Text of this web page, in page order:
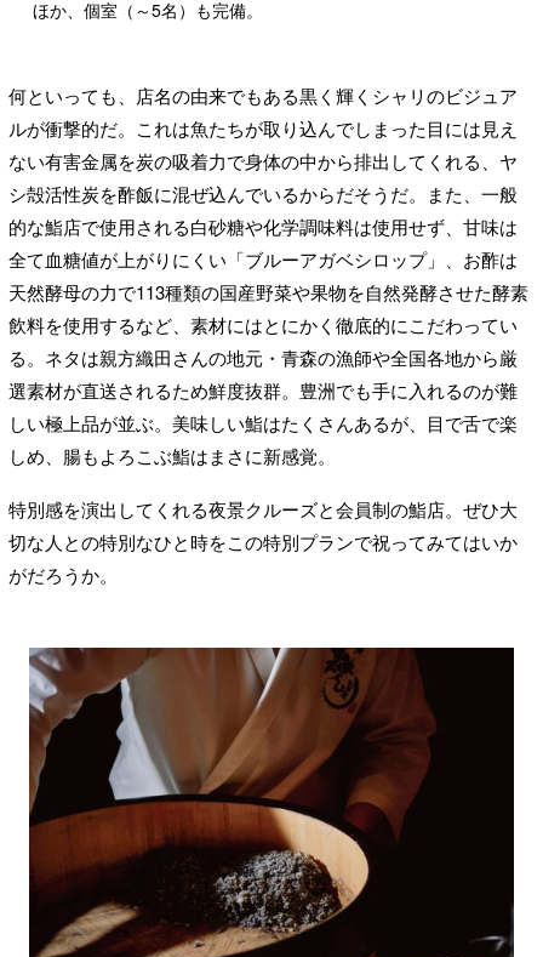
ほか、個室（～5名）も完備。
何といっても、店名の由来でもある黒く輝くシャリのビジュア
ルが衝撃的だ。これは魚たちが取り込んでしまった目には見え
ない有害金属を炭の吸着力で身体の中から排出してくれる、ヤ
シ殻活性炭を酢飯に混ぜ込んでいるからだそうだ。また、一般
的な鮨店で使用される白砂糖や化学調味料は使用せず、甘味は
全て血糖値が上がりにくい「ブルーアガベシロップ」、お酢は
天然酵母の力で113種類の国産野菜や果物を自然発酵させた酵素
飲料を使用するなど、素材にはとにかく徹底的にこだわってい
る。ネタは親方織田さんの地元・青森の漁師や全国各地から厳
選素材が直送されるため鮮度抜群。豊洲でも手に入れるのが難
しい極上品が並ぶ。美味しい鮨はたくさんあるが、目で舌で楽
しめ、腸もよろこぶ鮨はまさに新感覚。
特別感を演出してくれる夜景クルーズと会員制の鮨店。ぜひ大
切な人との特別なひと時をこの特別プランで祝ってみてはいか
がだろうか。